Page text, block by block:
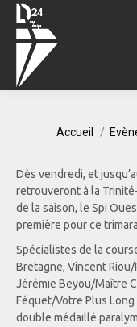
Accueil
Dès vendredi, et
retrouveront à la
de la saison, le Spi
première pour ce
Spécialistes de la
Bretagne, Vincent Riou/
Jérémie Beyou/Maître
Féquet/Votre Plus
double médaillé